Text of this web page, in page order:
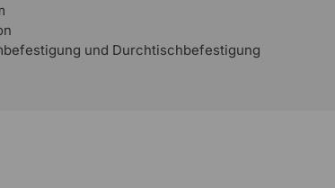
und Durchtischbefestigung